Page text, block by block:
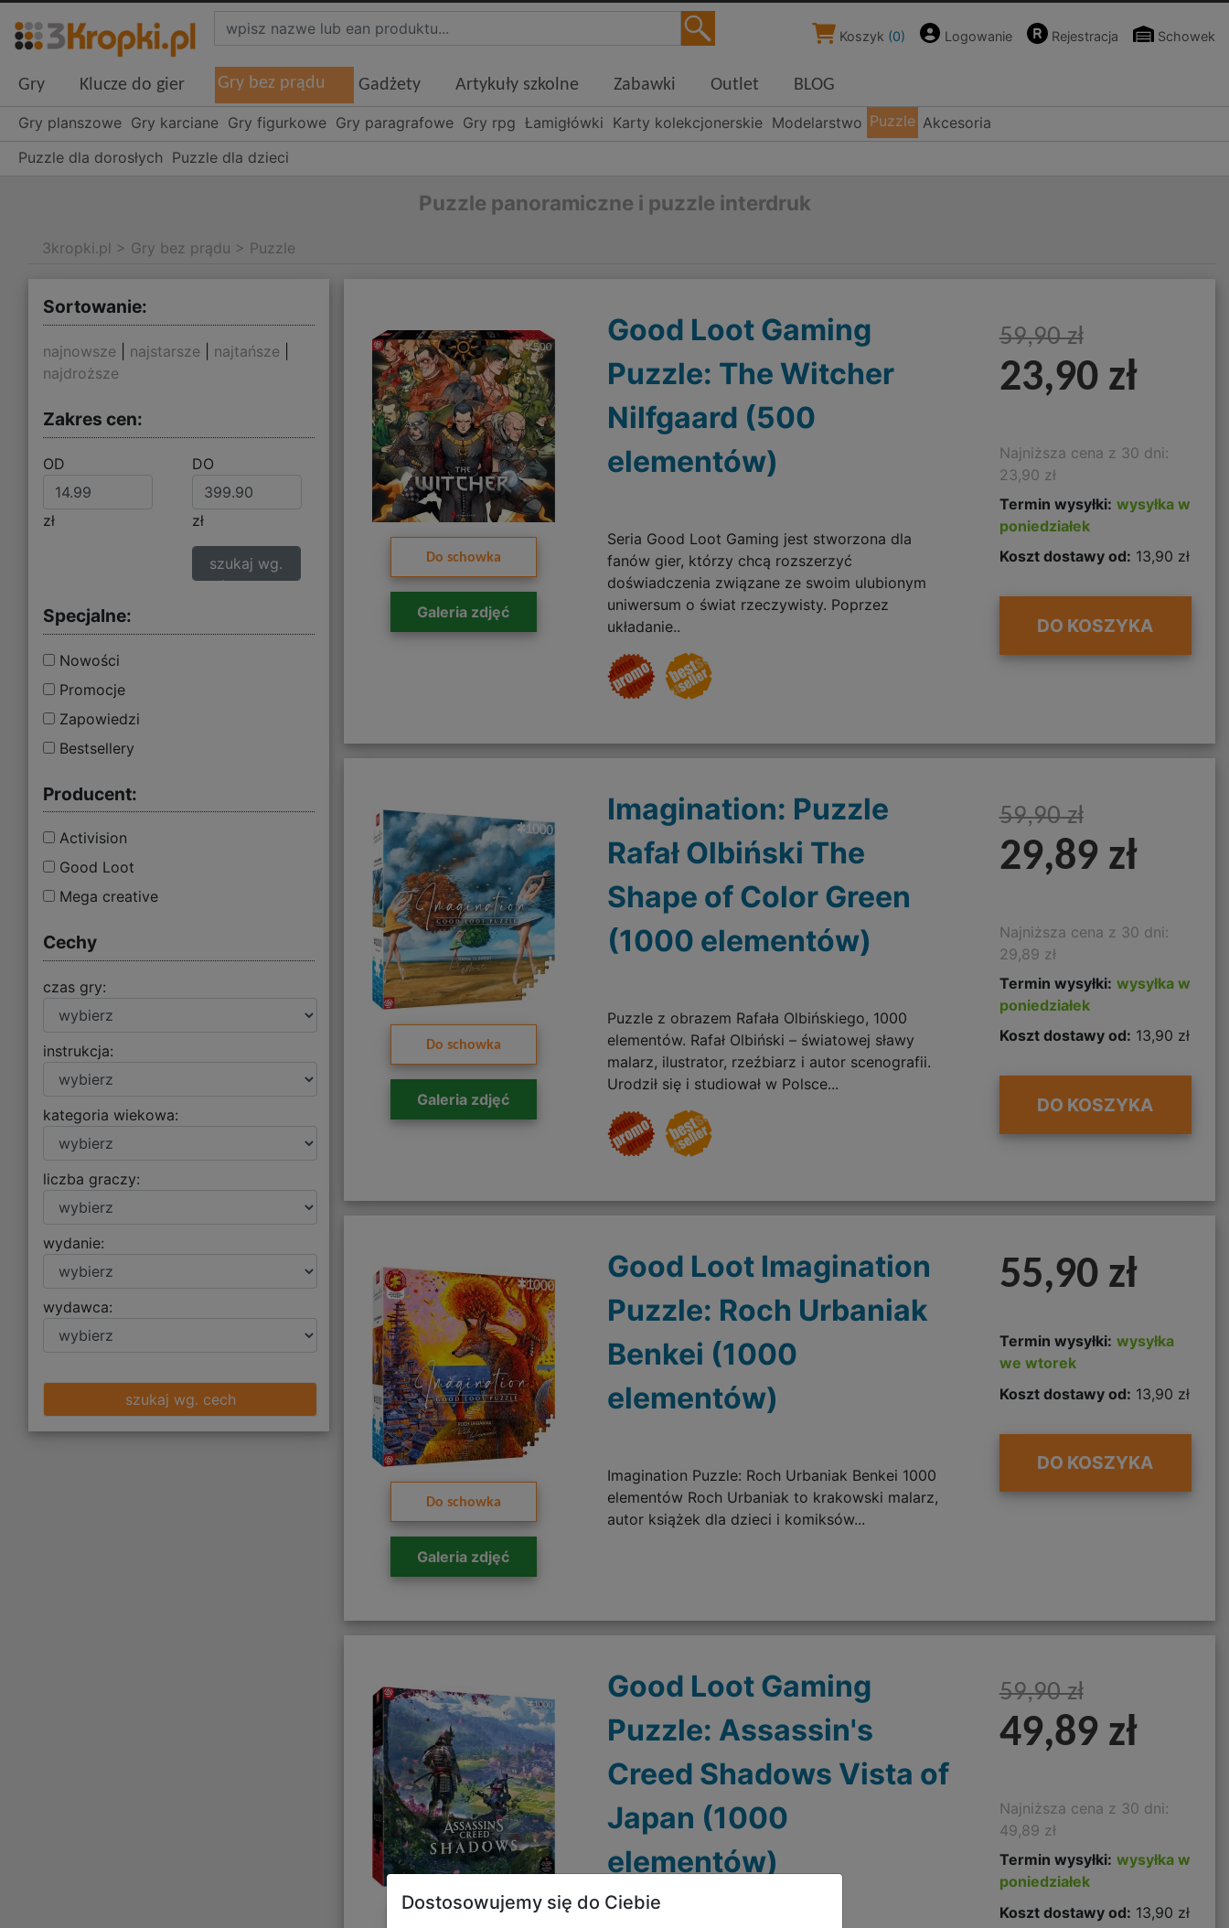
Koszyk (0) Logowanie Rejestracja Schowek
Gry Klucze do gier Gry bez prądu Gadżety Artykuły szkolne Zabawki Outlet BLOG
Gry planszowe Gry karciane Gry figurkowe Gry paragrafowe Gry rpg Łamigłówki Karty kolekcjonerskie Modelarstwo Puzzle Akcesoria
Puzzle dla dorosłych Puzzle dla dzieci
Puzzle panoramiczne i puzzle interdruk
3kropki.pl > Gry bez prądu > Puzzle
Sortowanie:
najnowsze najstarsze najtańsze
najdroższe
Zakres cen:
OD
zł
DO
zł
szukaj wg.
zakresu cen
Specjalne:
Nowości
Promocje
Zapowiedzi
Bestsellery
Producent:
Activision
Good Loot
Mega creative
Cechy
czas gry:
instrukcja:
kategoria wiekowa:
liczba graczy:
wydanie:
wydawca:
szukaj wg. cech
Do schowka
Galeria zdjęć
Good Loot Gaming
Puzzle: The Witcher
Nilfgaard (500
elementów)
Seria Good Loot Gaming jest stworzona dla
fanów gier, którzy chcą rozszerzyć
doświadczenia związane ze swoim ulubionym
uniwersum o świat rzeczywisty. Poprzez
układanie..
59,90 zł
23,90 zł
Najniższa cena z 30 dni:
23,90 zł
Termin wysyłki: wysyłka w
poniedziałek
Koszt dostawy od: 13,90 zł
DO KOSZYKA
Do schowka
Galeria zdjęć
Imagination: Puzzle
Rafał Olbiński The
Shape of Color Green
(1000 elementów)
Puzzle z obrazem Rafała Olbińskiego, 1000
elementów. Rafał Olbiński – światowej sławy
malarz, ilustrator, rzeźbiarz i autor scenografii.
Urodził się i studiował w Polsce...
59,90 zł
29,89 zł
Najniższa cena z 30 dni:
29,89 zł
Termin wysyłki: wysyłka w
poniedziałek
Koszt dostawy od: 13,90 zł
DO KOSZYKA
Do schowka
Galeria zdjęć
Good Loot Imagination
Puzzle: Roch Urbaniak
Benkei (1000
elementów)
Imagination Puzzle: Roch Urbaniak Benkei 1000
elementów Roch Urbaniak to krakowski malarz,
autor książek dla dzieci i komiksów...
55,90 zł
Termin wysyłki: wysyłka
we wtorek
Koszt dostawy od: 13,90 zł
DO KOSZYKA
Good Loot Gaming
Puzzle: Assassin's
Creed Shadows Vista of
Japan (1000
elementów)
59,90 zł
49,89 zł
Najniższa cena z 30 dni:
49,89 zł
Termin wysyłki: wysyłka w
poniedziałek
Koszt dostawy od: 13,90 zł
Dostosowujemy się do Ciebie